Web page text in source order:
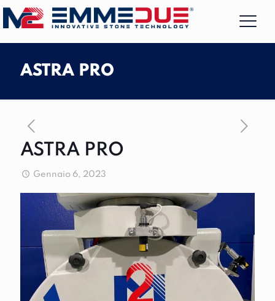
ASTRA PRO
ASTRA PRO
Gennaio 6, 2023